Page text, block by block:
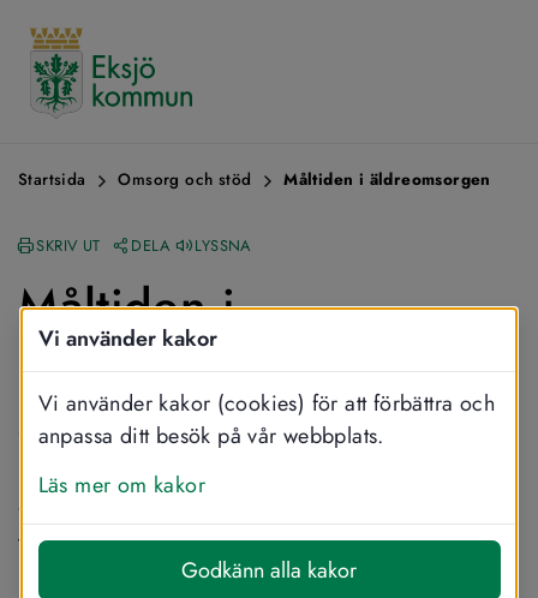
Vi använder kakor
Vi använder kakor (cookies) för att förbättra och
anpassa ditt besök på vår webbplats.
Läs mer om kakor
Godkänn alla kakor
Startsida Omsorg och stöd Måltiden i äldreomsorgen
SKRIV UT DELA LYSSNA
Måltiden i
äldreomsorgen
Goda och bra måltider bidrar till
matglädje och gemenskap. De är
dessutom en förutsättning för
välbefinnande och en god livskvalitet. Bra
måltider är en god investering för hälsan.